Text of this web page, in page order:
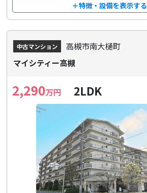
＋特徴・設備を表示する
中古マンション
高槻市南大樋町
マイシティー高槻
2,290万円 2LDK